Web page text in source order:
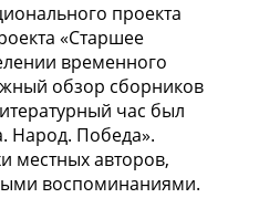
проекта
«Старшее
временного
обзор сборников
час был
Народ. Победа».
местных авторов,
воспоминаниями.